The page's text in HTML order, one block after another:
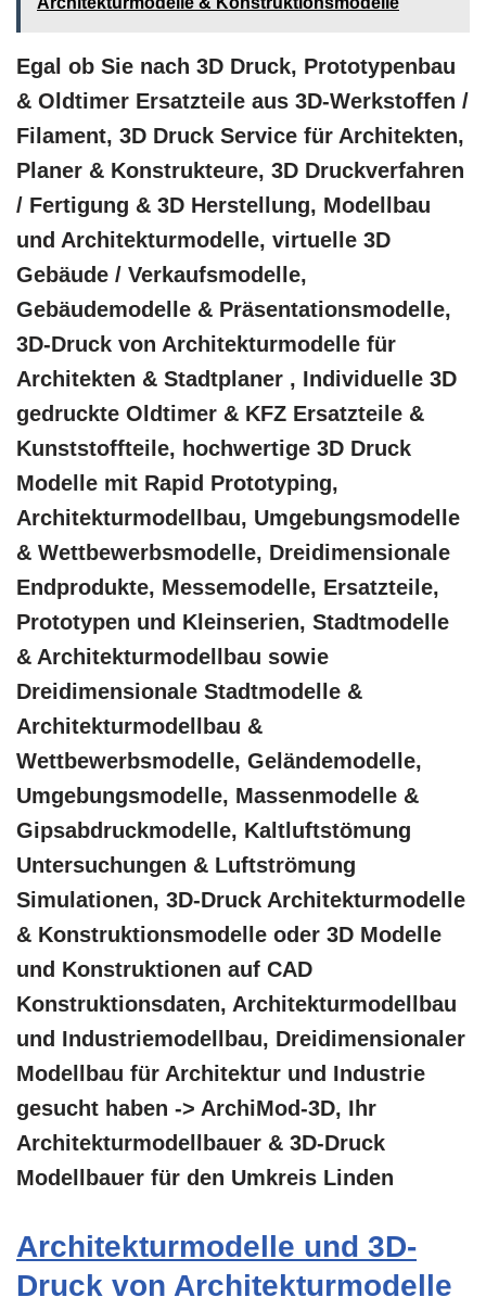
Egal ob Sie nach 3D Druck, Prototypenbau
& Oldtimer Ersatzteile aus 3D-Werkstoffen /
Filament, 3D Druck Service für Architekten,
Planer & Konstrukteure, 3D Druckverfahren
/ Fertigung & 3D Herstellung, Modellbau
und Architekturmodelle, virtuelle 3D
Gebäude / Verkaufsmodelle,
Gebäudemodelle & Präsentationsmodelle,
3D-Druck von Architekturmodelle für
Architekten & Stadtplaner , Individuelle 3D
gedruckte Oldtimer & KFZ Ersatzteile &
Kunststoffteile, hochwertige 3D Druck
Modelle mit Rapid Prototyping,
Architekturmodellbau, Umgebungsmodelle
& Wettbewerbsmodelle, Dreidimensionale
Endprodukte, Messemodelle, Ersatzteile,
Prototypen und Kleinserien, Stadtmodelle
& Architekturmodellbau sowie
Dreidimensionale Stadtmodelle &
Architekturmodellbau &
Wettbewerbsmodelle, Geländemodelle,
Umgebungsmodelle, Massenmodelle &
Gipsabdruckmodelle, Kaltluftstömung
Untersuchungen & Luftströmung
Simulationen, 3D-Druck Architekturmodelle
& Konstruktionsmodelle oder 3D Modelle
und Konstruktionen auf CAD
Konstruktionsdaten, Architekturmodellbau
und Industriemodellbau, Dreidimensionaler
Modellbau für Architektur und Industrie
gesucht haben -> ArchiMod-3D, Ihr
Architekturmodellbauer & 3D-Druck
Modellbauer für den Umkreis Linden
Architekturmodelle und 3D-
Druck von Architekturmodelle